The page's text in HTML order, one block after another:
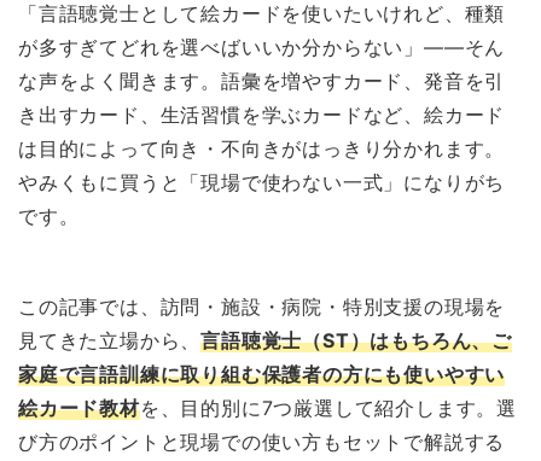
「言語聴覚士として絵カードを使いたいけれど、種類
が多すぎてどれを選べばいいか分からない」——そん
な声をよく聞きます。語彙を増やすカード、発音を引
き出すカード、生活習慣を学ぶカードなど、絵カード
は目的によって向き・不向きがはっきり分かれます。
やみくもに買うと「現場で使わない一式」になりがち
です。
この記事では、訪問・施設・病院・特別支援の現場を
見てきた立場から、言語聴覚士（ST）はもちろん、ご
家庭で言語訓練に取り組む保護者の方にも使いやすい
絵カード教材を、目的別に7つ厳選して紹介します。選
び方のポイントと現場での使い方もセットで解説する